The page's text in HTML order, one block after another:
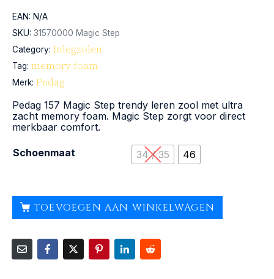
EAN: N/A
SKU: 31570000 Magic Step
Category: Inlegzolen
Tag: memory foam
Merk: Pedag
Pedag 157 Magic Step trendy leren zool met ultra
zacht memory foam. Magic Step zorgt voor direct
merkbaar comfort.
Schoenmaat 34 / 35 46
TOEVOEGEN AAN WINKELWAGEN